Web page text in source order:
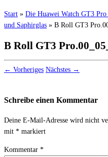
Start » Die Huawei Watch GT3
und Saphirglas » B Roll GT3
B Roll GT3
← Vorheriges Nächstes →
Schreibe einen Kommentar
Deine E-Mail-Adresse wird nicht
mit * markiert
Kommentar *